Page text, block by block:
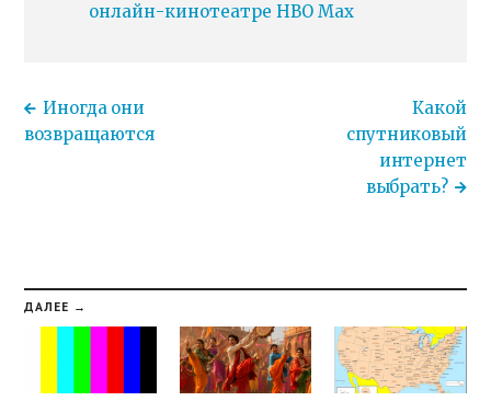
онлайн-кинотеатре HBO Max
Иногда они
возвращаются
Какой
спутниковый
интернет
выбрать?
ДАЛЕЕ →